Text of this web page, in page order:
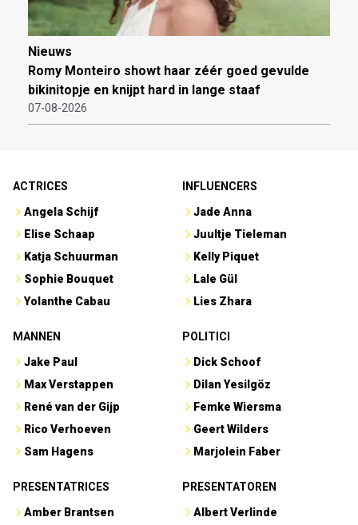
Nieuws
Romy Monteiro showt haar zéér goed gevulde
bikinitopje en knijpt hard in lange staaf
07-08-2026
ACTRICES
Angela Schijf
Elise Schaap
Katja Schuurman
Sophie Bouquet
Yolanthe Cabau
INFLUENCERS
Jade Anna
Juultje Tieleman
Kelly Piquet
Lale Gül
Lies Zhara
MANNEN
Jake Paul
Max Verstappen
René van der Gijp
Rico Verhoeven
Sam Hagens
POLITICI
Dick Schoof
Dilan Yesilgöz
Femke Wiersma
Geert Wilders
Marjolein Faber
PRESENTATRICES
Amber Brantsen
PRESENTATOREN
Albert Verlinde